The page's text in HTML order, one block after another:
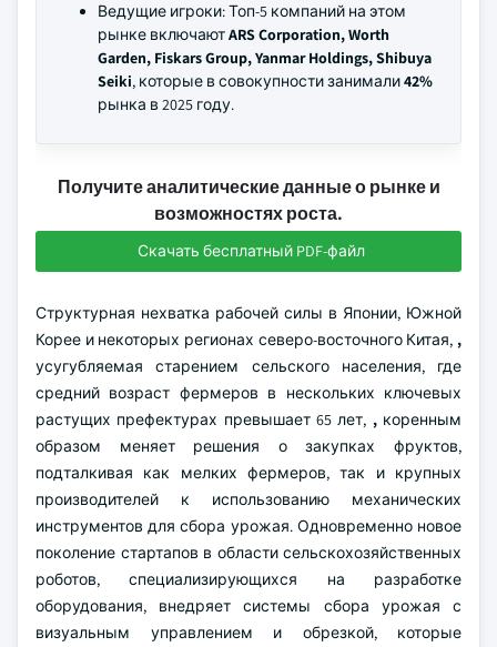
Ведущие игроки: Топ-5 компаний на этом
рынке включаютARS Corporation, Worth
Garden, Fiskars Group, Yanmar Holdings, Shibuya
Seiki, которые в совокупности занимали42%
рынка в 2025 году.
Получите аналитические данные о рынке и
возможностях роста.
Скачать бесплатный PDF-файл
Структурная нехватка рабочей силы в Японии, Южной
Корее и некоторых регионах северо-восточного Китая, ,
усугубляемая старением сельского населения, где
средний возраст фермеров в нескольких ключевых
растущих префектурах превышает 65 лет, , коренным
образом меняет решения о закупках фруктов,
подталкивая как мелких фермеров, так и крупных
производителей к использованию механических
инструментов для сбора урожая. Одновременно новое
поколение стартапов в области сельскохозяйственных
роботов, специализирующихся на разработке
оборудования, внедряет системы сбора урожая с
визуальным управлением и обрезкой, которые